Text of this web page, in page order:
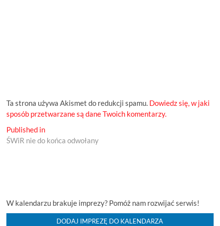
Ta strona używa Akismet do redukcji spamu. Dowiedz się, w jaki
sposób przetwarzane są dane Twoich komentarzy.
Nawigacja
wpisu
Published in
ŚWiR nie do końca odwołany
W kalendarzu brakuje imprezy? Pomóż nam rozwijać serwis!
DODAJ IMPREZĘ DO KALENDARZA